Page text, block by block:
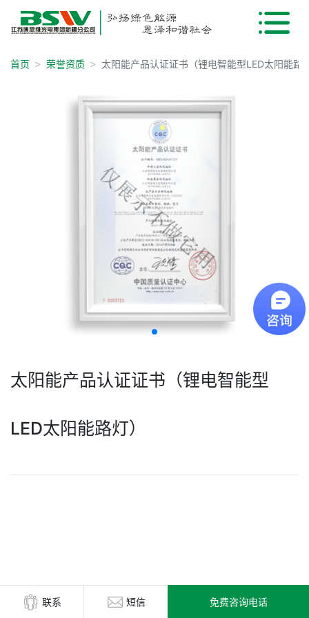
首页 荣誉资质 太阳能产品认证证书（锂电智能型LED太阳能路
太阳能产品认证证书（锂电智能型
LED太阳能路灯）
联系 短信 免费咨询电话